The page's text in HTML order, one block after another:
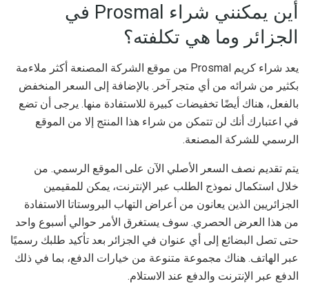
أين يمكنني شراء Prosmal في
الجزائر وما هي تكلفته؟
يعد شراء كريم Prosmal من موقع الشركة المصنعة أكثر ملاءمة
بكثير من شرائه من أي متجر آخر. بالإضافة إلى السعر المنخفض
بالفعل، هناك أيضًا تخفيضات كبيرة للاستفادة منها. يرجى أن تضع
في اعتبارك أنك لن تتمكن من شراء هذا المنتج إلا من الموقع
الرسمي للشركة المصنعة.
يتم تقديم نصف السعر الأصلي الآن على الموقع الرسمي. من
خلال استكمال نموذج الطلب عبر الإنترنت، يمكن للمقيمين
الجزائريين الذين يعانون من أعراض التهاب البروستاتا الاستفادة
من هذا العرض الحصري. سوف يستغرق الأمر حوالي أسبوع واحد
حتى تصل البضائع إلى أي عنوان في الجزائر بعد تأكيد طلبك رسميًا
عبر الهاتف. هناك مجموعة متنوعة من خيارات الدفع، بما في ذلك
الدفع عبر الإنترنت والدفع عند الاستلام.